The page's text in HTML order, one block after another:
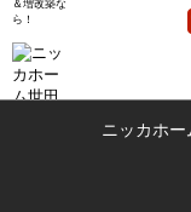
ニッカホーム総
＆増改築な
ら
ニッカホー